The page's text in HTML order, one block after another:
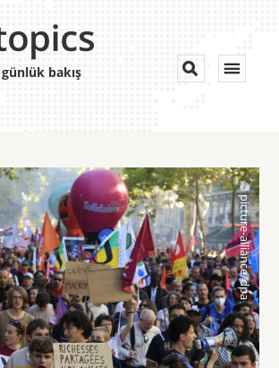
bakış Toggle

